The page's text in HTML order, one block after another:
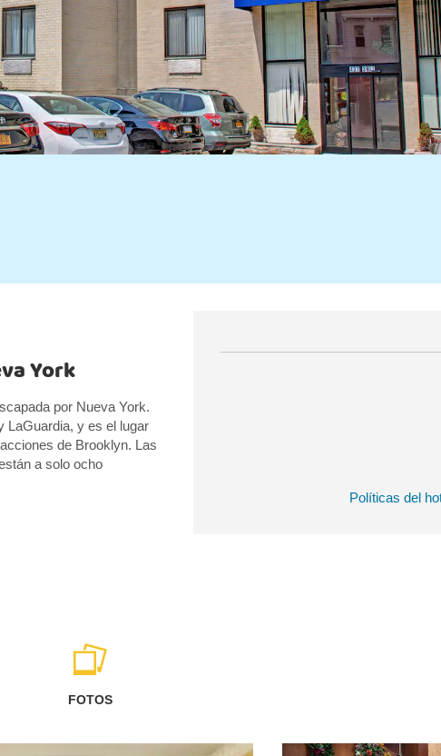
Políticas del
York
por Nueva York.
LaGuardia, y es el lugar
de Brooklyn. Las
a solo ocho
FOTOS